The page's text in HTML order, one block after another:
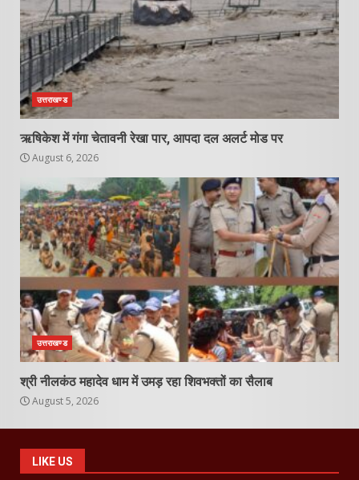
उत्तराखण्ड
ऋषिकेश में गंगा चेतावनी रेखा पार, आपदा दल अलर्ट मोड पर
August 6, 2026
उत्तराखण्ड
श्री नीलकंठ महादेव धाम में उमड़ रहा शिवभक्तों का सैलाब
August 5, 2026
LIKE US